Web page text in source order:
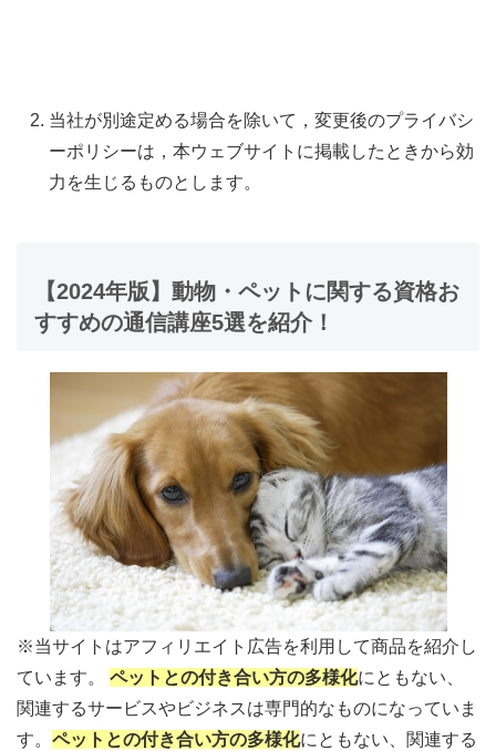
当社が別途定める場合を除いて，変更後のプライバシ
ーポリシーは，本ウェブサイトに掲載したときから効
力を生じるものとします。
【2024年版】動物・ペットに関する資格お
すすめの通信講座5選を紹介！
※当サイトはアフィリエイト広告を利用して商品を紹介し
ています。 ペットとの付き合い方の多様化にともない、
関連するサービスやビジネスは専門的なものになっていま
す。 ペットとの付き合い方の多様化にともない、関連する